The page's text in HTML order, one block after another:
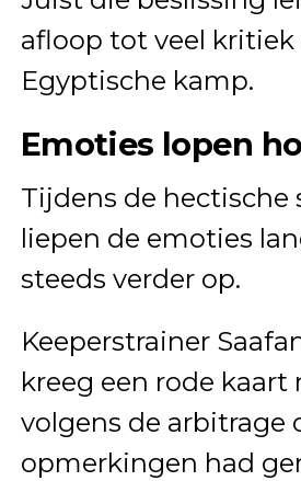
afloop tot veel
Egyptische kamp.
Emoties lopen
Tijdens de hectische
liepen de emoties
steeds verder op.
Keeperstrainer
kreeg een rode kaart
volgens de arbitrage
opmerkingen had